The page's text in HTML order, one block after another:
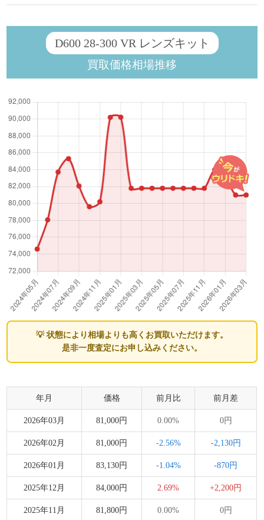
D600 28-300 VR レンズキット
買取価格相場推移
💡 状態により相場よりも高くお買取いただけます。
是非一度査定にお申し込みください。
年月 価格 前月比 前月差
2026年03月 81,000円 0.00% 0円
2026年02月 81,000円 -2.56% -2,130円
2026年01月 83,130円 -1.04% -870円
2025年12月 84,000円 2.69% +2,200円
2025年11月 81,800円 0.00% 0円